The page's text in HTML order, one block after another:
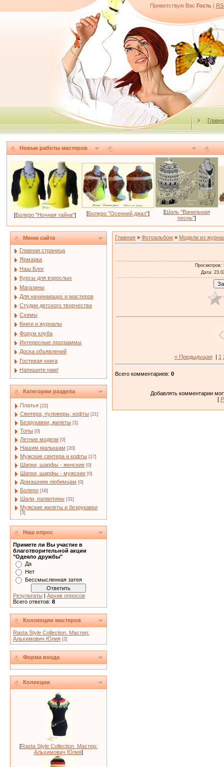
Приветствую Вас Гость |
Новые работы мастеров
[Болеро "Ночная тайна"] [Болеро "Осенний джаз"] [Шаль "Ванильная
песнь"]
Меню сайта
Главная страница
Ярмарка
Наш Блог
Курсы для взрослых
Магазины
Для начинающих и мастеров
Студии детского творчества
Схемы
Книги и журналы
Форум клуба
Интересные программы
Доска объявлений
Гостевая книга
Напишите нам!
Категории раздела
Платья [22]
Свитера, пуловеры, кофты [21]
Безрукавки, жилеты [1]
Топы [0]
Летние модели [0]
Нашим малышам [20]
Мужские свитера и кофты [17]
Шапки, шарфы - женские [0]
Шапки, шарфы - мужские [0]
Домашним любимцам [0]
Болеро [16]
Шали, палантины [31]
Мужские жилеты и безрукавки
[3]
Наш опрос
Примете ли Вы участие в
благотворительной акции
"Одеяло дружбы"
Да
Нет
Бессмысленная затея
Результаты | Архив опросов
Всего ответов: 8
Коллекции мастеров
Rasta Style Collection. Мастер:
Альхимович Юлия [2]
Форма входа
Колекции
[Rasta Style Collection. Мастер:
Альхимович Юлия]
Главная » Фотоальбом » Модели из
Просмотров:
Дата:
« Предыдущая| 1
Всего комментариев: 0
Добавлять комментарии
[